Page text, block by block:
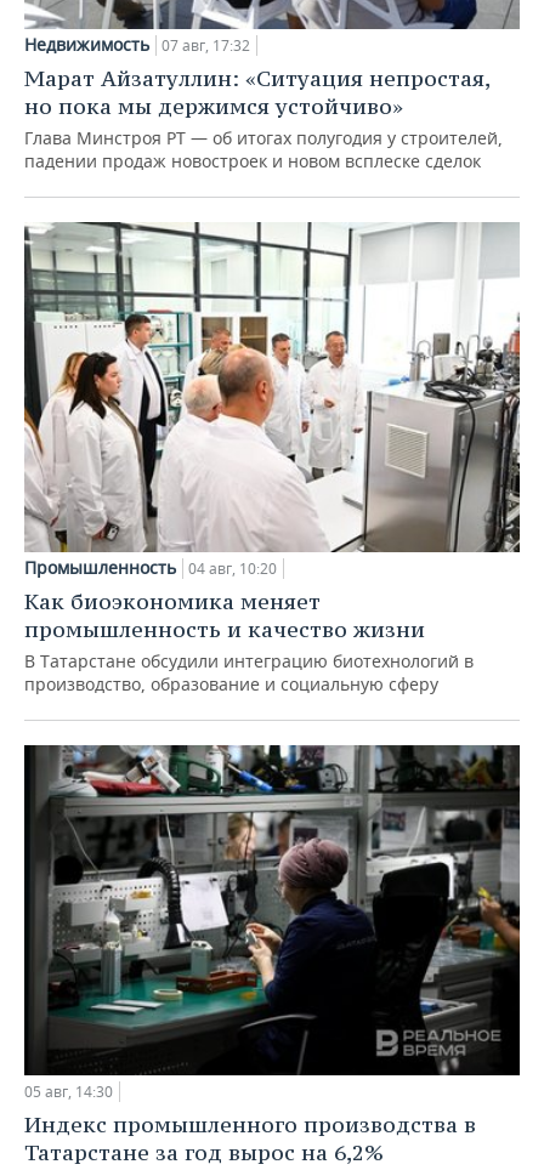
Недвижимость 07 авг, 17:32
Марат Айзатуллин: «Ситуация непростая,
но пока мы держимся устойчиво»
Глава Минстроя РТ — об итогах полугодия у строителей,
падении продаж новостроек и новом всплеске сделок
Промышленность 04 авг, 10:20
Как биоэкономика меняет
промышленность и качество жизни
В Татарстане обсудили интеграцию биотехнологий в
производство, образование и социальную сферу
05 авг, 14:30
Индекс промышленного производства в
Татарстане за год вырос на 6,2%